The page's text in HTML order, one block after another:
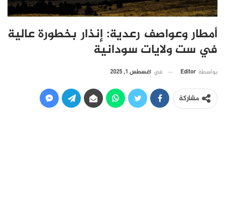
أمطار وعواصف رعدية: إنذار بخطورة عالية
في ست ولايات سودانية
بواسطة Editor في أغسطس 1, 2025
مشاركة